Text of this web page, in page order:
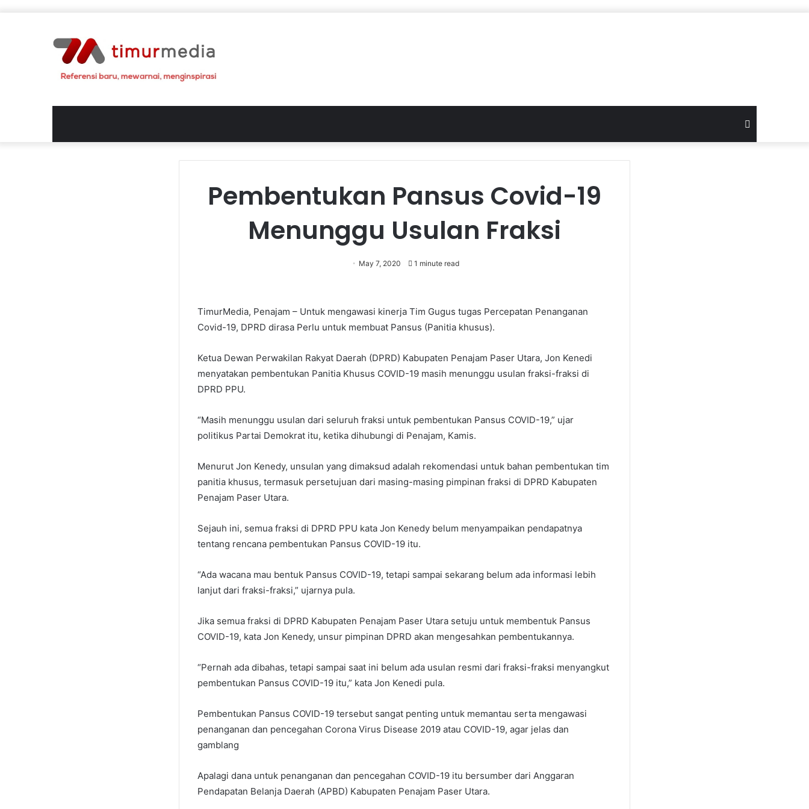
Pembentukan Pansus Covid-19
Menunggu Usulan Fraksi
May 7, 2020 1 minute read
TimurMedia, Penajam – Untuk mengawasi kinerja Tim Gugus tugas Percepatan Penanganan
Covid-19, DPRD dirasa Perlu untuk membuat Pansus (Panitia khusus).
Ketua Dewan Perwakilan Rakyat Daerah (DPRD) Kabupaten Penajam Paser Utara, Jon Kenedi
menyatakan pembentukan Panitia Khusus COVID-19 masih menunggu usulan fraksi-fraksi di
DPRD PPU.
“Masih menunggu usulan dari seluruh fraksi untuk pembentukan Pansus COVID-19,” ujar
politikus Partai Demokrat itu, ketika dihubungi di Penajam, Kamis.
Menurut Jon Kenedy, unsulan yang dimaksud adalah rekomendasi untuk bahan pembentukan tim
panitia khusus, termasuk persetujuan dari masing-masing pimpinan fraksi di DPRD Kabupaten
Penajam Paser Utara.
Sejauh ini, semua fraksi di DPRD PPU kata Jon Kenedy belum menyampaikan pendapatnya
tentang rencana pembentukan Pansus COVID-19 itu.
“Ada wacana mau bentuk Pansus COVID-19, tetapi sampai sekarang belum ada informasi lebih
lanjut dari fraksi-fraksi,” ujarnya pula.
Jika semua fraksi di DPRD Kabupaten Penajam Paser Utara setuju untuk membentuk Pansus
COVID-19, kata Jon Kenedy, unsur pimpinan DPRD akan mengesahkan pembentukannya.
“Pernah ada dibahas, tetapi sampai saat ini belum ada usulan resmi dari fraksi-fraksi menyangkut
pembentukan Pansus COVID-19 itu,” kata Jon Kenedi pula.
Pembentukan Pansus COVID-19 tersebut sangat penting untuk memantau serta mengawasi
penanganan dan pencegahan Corona Virus Disease 2019 atau COVID-19, agar jelas dan
gamblang
Apalagi dana untuk penanganan dan pencegahan COVID-19 itu bersumber dari Anggaran
Pendapatan Belanja Daerah (APBD) Kabupaten Penajam Paser Utara.